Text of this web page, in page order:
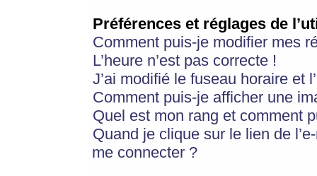
Préférences et réglages de
Comment puis-je modifier mes
L’heure n’est pas correcte !
J’ai modifié le fuseau horaire et
Comment puis-je afficher une
Quel est mon rang et comment
Quand je clique sur le lien de
me connecter ?